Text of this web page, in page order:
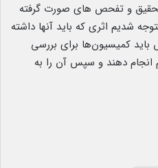
و تفحص‌ های صورت گرفته
شدیم اثری که باید آنها داشته
کمیسیون‌ها برای بررسی
انجام دهند و سپس آن را به